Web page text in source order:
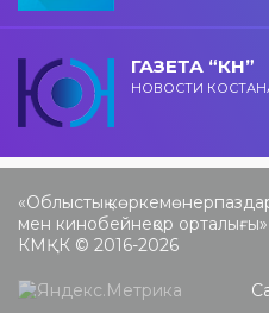
ГАЗЕТА “КН”
НОВОСТИ
«Облыстық
мен кинобейнеқор орталығы»
КМҚК © 2016-2026